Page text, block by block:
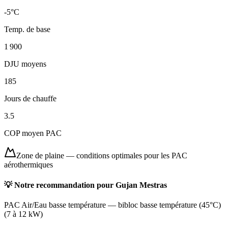
-5°C
Temp. de base
1 900
DJU moyens
185
Jours de chauffe
3.5
COP moyen PAC
Zone de plaine — conditions optimales pour les PAC
aérothermiques
💡 Notre recommandation pour Gujan Mestras
PAC Air/Eau basse température — bibloc basse température (45°C)
(7 à 12 kW)